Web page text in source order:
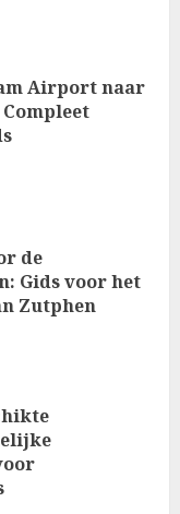
Airport naar
de
Gids voor het
Zutphen